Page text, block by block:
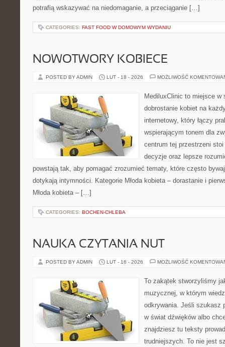
potrafią wskazywać na niedomaganie, a przeciąganie […]
CATEGORIES: FAST FOOD W DOMOWYM WYDANIU
NOWOTWORY KOBIECE
POSTED BY ADMIN LUT - 18 - 2026 MOŻLIWOŚĆ
MediluxClinic to miejsce
dobrostanie kobiet na
internetowy, który łączy
wspierającym tonem dla
centrum tej przestrzeni
decyzje oraz lepsze
powstają tak, aby pomagać zrozumieć tematy, które często
dotykają intymności. Kategorie Młoda kobieta – dorastanie i
Młoda kobieta – […]
CATEGORIES: BOCHEN-CHLEBA
NAUKA CZYTANIA NUT
POSTED BY ADMIN LUT - 16 - 2026 MOŻLIWOŚĆ
To zakątek stworzyliśmy
muzycznej, w którym
odkrywania. Jeśli szukasz
w świat dźwięków albo
znajdziesz tu teksty
trudniejszych. To nie jest